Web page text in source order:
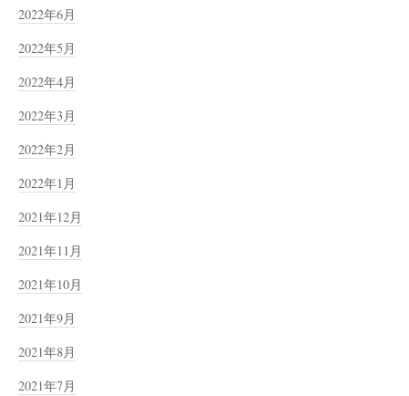
2022年6月
2022年5月
2022年4月
2022年3月
2022年2月
2022年1月
2021年12月
2021年11月
2021年10月
2021年9月
2021年8月
2021年7月